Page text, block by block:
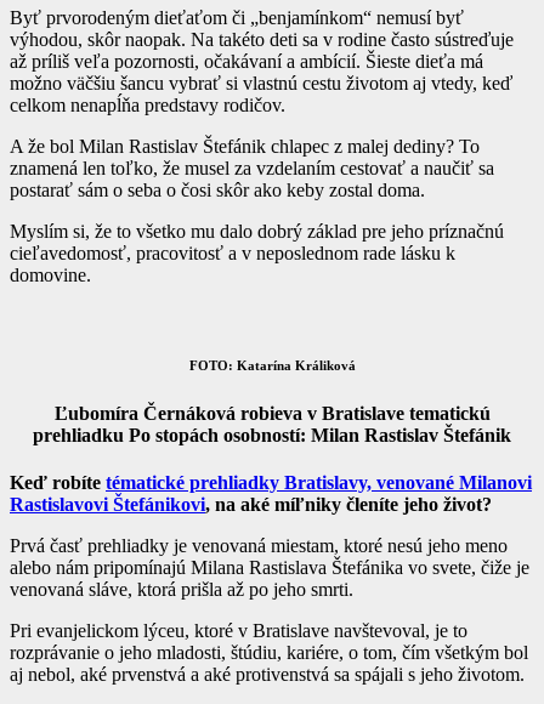
Byť prvorodeným dieťaťom či „benjamínkom“ nemusí byť
výhodou, skôr naopak. Na takéto deti sa v rodine často sústreďuje
až príliš veľa pozornosti, očakávaní a ambícií. Šieste dieťa má
možno väčšiu šancu vybrať si vlastnú cestu životom aj vtedy, keď
celkom nenapĺňa predstavy rodičov.
A že bol Milan Rastislav Štefánik chlapec z malej dediny? To
znamená len toľko, že musel za vzdelaním cestovať a naučiť sa
postarať sám o seba o čosi skôr ako keby zostal doma.
Myslím si, že to všetko mu dalo dobrý základ pre jeho príznačnú
cieľavedomosť, pracovitosť a v neposlednom rade lásku k
domovine.
FOTO: Katarína Králiková
Ľubomíra Černáková robieva v Bratislave tematickú
prehliadku Po stopách osobností: Milan Rastislav Štefánik
Keď robíte tématické prehliadky Bratislavy, venované Milanovi
Rastislavovi Štefánikovi, na aké míľniky členíte jeho život?
Prvá časť prehliadky je venovaná miestam, ktoré nesú jeho meno
alebo nám pripomínajú Milana Rastislava Štefánika vo svete, čiže je
venovaná sláve, ktorá prišla až po jeho smrti.
Pri evanjelickom lýceu, ktoré v Bratislave navštevoval, je to
rozprávanie o jeho mladosti, štúdiu, kariére, o tom, čím všetkým bol
aj nebol, aké prvenstvá a aké protivenstvá sa spájali s jeho životom.